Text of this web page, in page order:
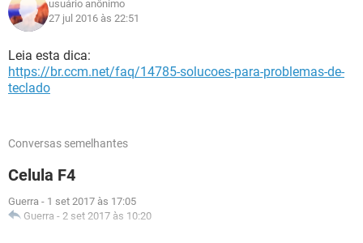
usuário anônimo
27 jul 2016 às 22:51
Leia esta dica:
https://br.ccm.net/faq/14785-solucoes-para-problemas-de-
teclado
Conversas semelhantes
Celula F4
Guerra - 1 set 2017 às 17:05
Guerra - 2 set 2017 às 10:20